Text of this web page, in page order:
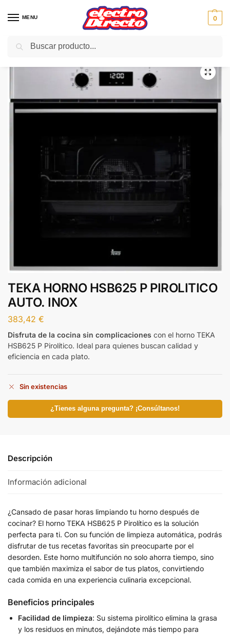
MENU 0
Inicio Gama blanca Hornos
TEKA HORNO HSB625 P PIROLITICO
AUTO. INOX
383,42 €
Disfruta de la cocina sin complicaciones con el horno TEKA
HSB625 P Pirolítico. Ideal para quienes buscan calidad y
eficiencia en cada plato.
Sin existencias
¿Tienes alguna pregunta? ¡Consúltanos!
Descripción
Información adicional
¿Cansado de pasar horas limpiando tu horno después de
cocinar? El horno TEKA HSB625 P Pirolítico es la solución
perfecta para ti. Con su función de limpieza automática, podrás
disfrutar de tus recetas favoritas sin preocuparte por el
desorden. Este horno multifunción no solo ahorra tiempo, sino
que también maximiza el sabor de tus platos, convirtiendo
cada comida en una experiencia culinaria excepcional.
Beneficios principales
Facilidad de limpieza: Su sistema pirolítico elimina la grasa
y los residuos en minutos, dejándote más tiempo para